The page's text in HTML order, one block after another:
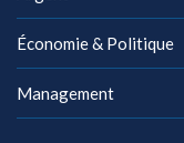
Économie & Politique
Management